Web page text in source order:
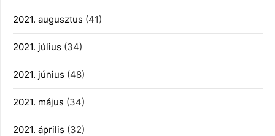
2021. augusztus (41)
2021. július (34)
2021. június (48)
2021. május (34)
2021. április (32)